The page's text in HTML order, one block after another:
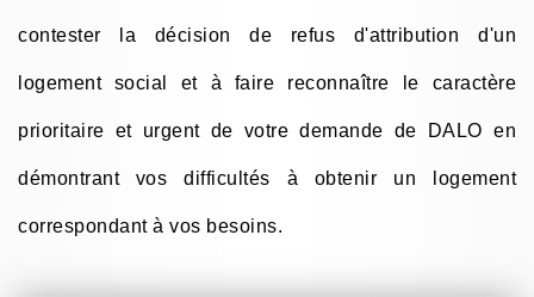
contester la décision de refus d'attribution d'un
logement social et à faire reconnaître le caractère
prioritaire et urgent de votre demande de DALO en
démontrant vos difficultés à obtenir un logement
correspondant à vos besoins.